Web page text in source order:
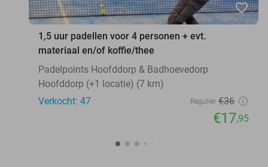
favorite_border
1,5 uur padellen voor 4 personen + evt.
materiaal en/of koffie/thee
Padelpoints Hoofddorp & Badhoevedorp
Hoofddorp (+1 locatie) (7 km)
Verkocht: 47
Regulier €36
€17,95